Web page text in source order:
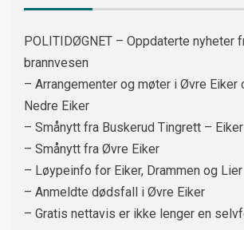
POLITIDØGNET – Oppdaterte nyheter
brannvesen
– Arrangementer og møter i Øvre Eiker
Nedre Eiker
– Smånytt fra Buskerud Tingrett – Eiker
– Smånytt fra Øvre Eiker
– Løypeinfo for Eiker, Drammen og Lier
– Anmeldte dødsfall i Øvre Eiker
– Gratis nettavis er ikke lenger en